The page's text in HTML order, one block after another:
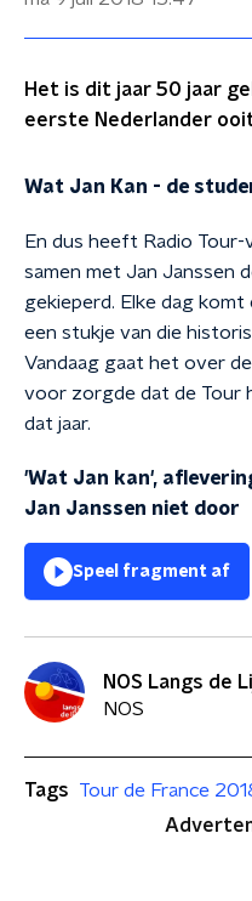
Het is dit jaar 50 jaar
eerste Nederlander
Wat Jan Kan - de
En dus heeft Radio
samen met Jan Janssen
gekieperd. Elke dag komt
een stukje van die
Vandaag gaat het over
voor zorgde dat de Tour
dat jaar.
'Wat Jan kan',
Jan Janssen niet door
Speel fragment af
NOS Langs de
NOS
Tags
Tour de France